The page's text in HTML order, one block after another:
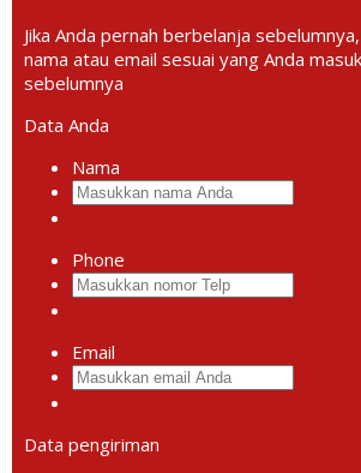
Jika Anda pernah berbelanja
nama atau email sesuai yang Anda
sebelumnya
Data Anda
Nama
Phone
Email
Data pengiriman